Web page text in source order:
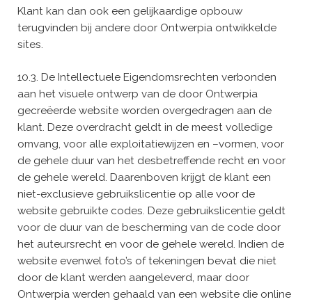
Klant kan dan ook een gelijkaardige opbouw
terugvinden bij andere door Ontwerpia ontwikkelde
sites.
10.3. De Intellectuele Eigendomsrechten verbonden
aan het visuele ontwerp van de door Ontwerpia
gecreëerde website worden overgedragen aan de
klant. Deze overdracht geldt in de meest volledige
omvang, voor alle exploitatiewijzen en –vormen, voor
de gehele duur van het desbetreffende recht en voor
de gehele wereld. Daarenboven krijgt de klant een
niet-exclusieve gebruikslicentie op alle voor de
website gebruikte codes. Deze gebruikslicentie geldt
voor de duur van de bescherming van de code door
het auteursrecht en voor de gehele wereld. Indien de
website evenwel foto’s of tekeningen bevat die niet
door de klant werden aangeleverd, maar door
Ontwerpia werden gehaald van een website die online